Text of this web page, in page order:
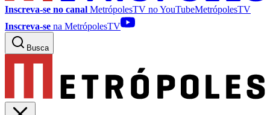
Inscreva-se no canal MetrópolesTV noYouTubeMetrópolesTV
Inscreva-se na MetrópolesTV
Busca